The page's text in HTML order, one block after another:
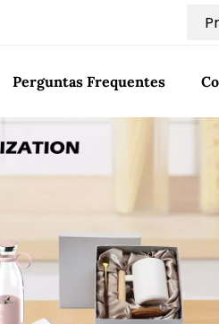
Perguntas Frequentes